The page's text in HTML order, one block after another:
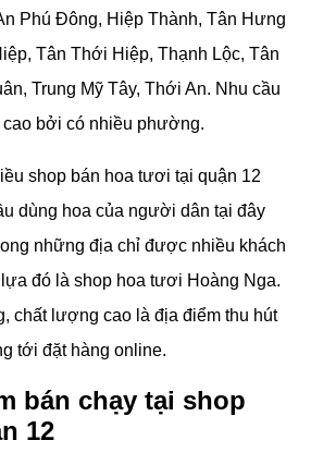
Phú Đông, Hiệp Thành, Tân Hưng
Tân Thới Hiệp, Thạnh Lộc, Tân
Trung Mỹ Tây, Thới An. Nhu cầu
bởi có nhiều phường.
shop bán hoa tươi tại quận 12
dùng hoa của người dân tại đây
những địa chỉ được nhiều khách
đó là shop hoa tươi Hoàng Nga.
chất lượng cao là địa điểm thu hút
tới đặt hàng online.
bán chạy tại shop
12